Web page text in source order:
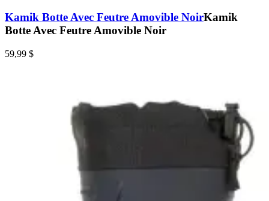
Kamik Botte Avec Feutre Amovible NoirKamik
Botte Avec Feutre Amovible Noir
59,99 $